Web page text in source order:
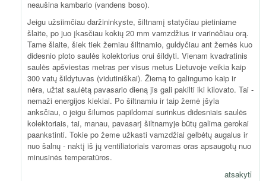
neaušina kambario (vandens boso).
Jeigu užsiimčiau daržininkyste, šiltnamį statyčiau pietiniame
šlaite, po juo įkasčiau kokių 20 mm vamzdžius ir varinėčiau orą.
Tame šlaite, šiek tiek žemiau šiltnamio, guldyčiau ant žemės kuo
didesnio ploto saulės kolektorius orui šildyti. Vienam kvadratinis
saulės apšviestas metras per visus metus Lietuvoje veikia kaip
300 vatų šildytuvas (vidutiniškai). Žiemą to galingumo kaip ir
nėra, užtat saulėtą pavasario dieną jis gali pakilti iki kilovato. Tai -
nemaži energijos kiekiai. Po šiltnamiu ir taip žemė įšyla
anksčiau, o jeigu šilumos papildomai surinkus didesniais saulės
kolektoriais, tai, manau, pavasarį šiltnamyje būtų galima gerokai
paankstinti. Tokie po žeme užkasti vamzdžiai gelbėtų augalus ir
nuo šalnų - naktį iš jų ventiliatoriais varomas oras apsaugotų nuo
minusinės temperatūros.
atsakyti